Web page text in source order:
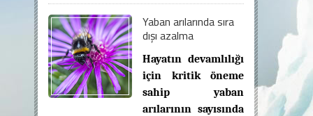
Yaban arılarında sıra
dışı azalma
Hayatın devamlılığı
için kritik öneme
sahip yaban
arılarının sayısında